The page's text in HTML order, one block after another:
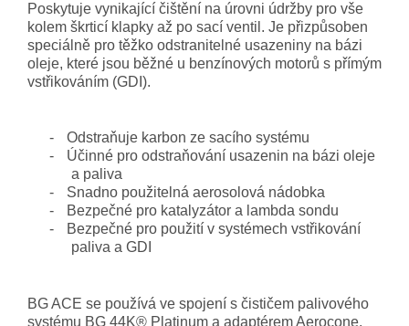
Poskytuje vynikající čištění na úrovni údržby pro vše
kolem škrticí klapky až po sací ventil. Je přizpůsoben
speciálně pro těžko odstranitelné usazeniny na bázi
oleje, které jsou běžné u benzínových motorů s přímým
vstřikováním (GDI).
-
Odstraňuje karbon ze sacího systému
-
Účinné pro odstraňování usazenin na bázi oleje
a paliva
-
Snadno použitelná aerosolová nádobka
-
Bezpečné pro katalyzátor a lambda sondu
-
Bezpečné pro použití v systémech vstřikování
paliva a GDI
BG ACE se používá ve spojení s čističem palivového
systému BG 44K® Platinum a adaptérem Aerocone.